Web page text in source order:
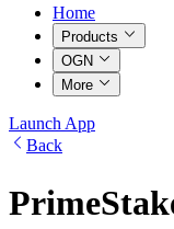
Home
Products
OGN
More
Launch App
Back